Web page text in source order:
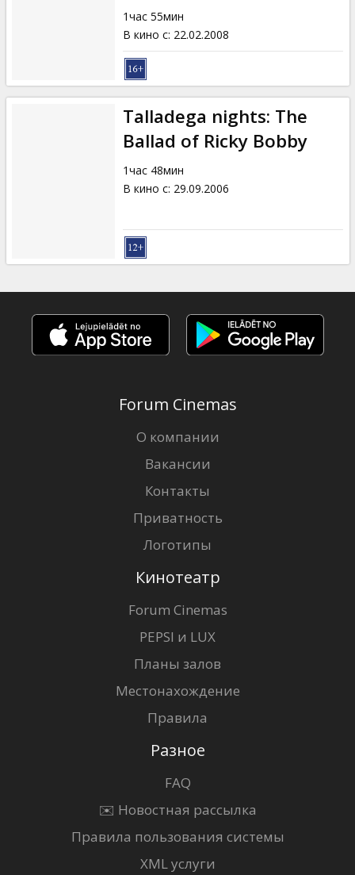
1час 55мин
В кино с: 22.02.2008
Talladega nights: The
Ballad of Ricky Bobby
1час 48мин
В кино с: 29.09.2006
Forum Cinemas
О компании
Вакансии
Контакты
Приватность
Логотипы
Кинотеатр
Forum Cinemas
PEPSI и LUX
Планы залов
Местонахождение
Правила
Разное
FAQ
✉️ Новостная рассылка
Правила пользования системы
XML услуги